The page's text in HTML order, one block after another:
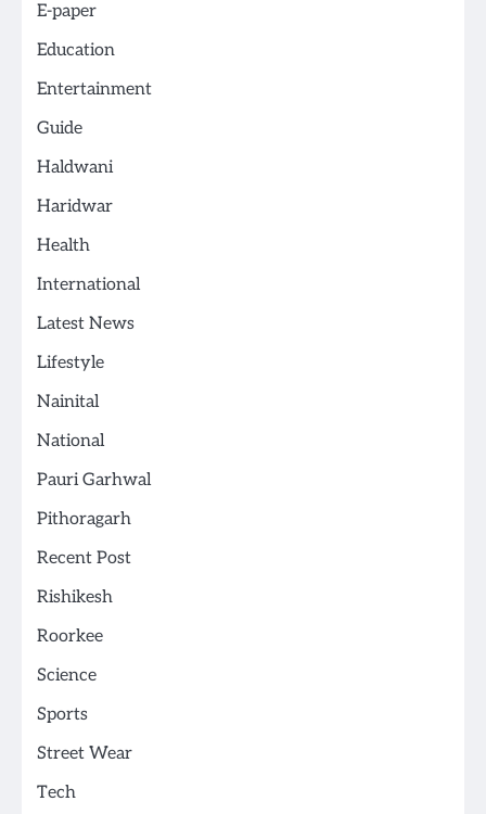
E-paper
Education
Entertainment
Guide
Haldwani
Haridwar
Health
International
Latest News
Lifestyle
Nainital
National
Pauri Garhwal
Pithoragarh
Recent Post
Rishikesh
Roorkee
Science
Sports
Street Wear
Tech